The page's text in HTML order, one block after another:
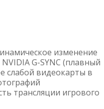
изменение
G-SYNC (плавный
слабой видеокарты в
трансляции игрового